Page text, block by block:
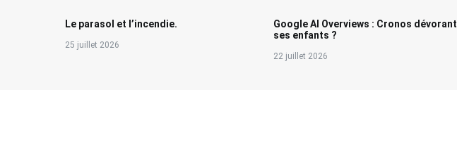
Le parasol et l’incendie.
25 juillet 2026
Google AI Overviews : Cronos dévorant
ses enfants ?
22 juillet 2026